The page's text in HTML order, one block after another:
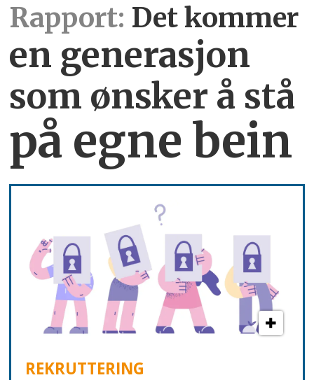
Rapport: Det kommer
en generasjon
som ønsker å stå
på egne bein
REKRUTTERING